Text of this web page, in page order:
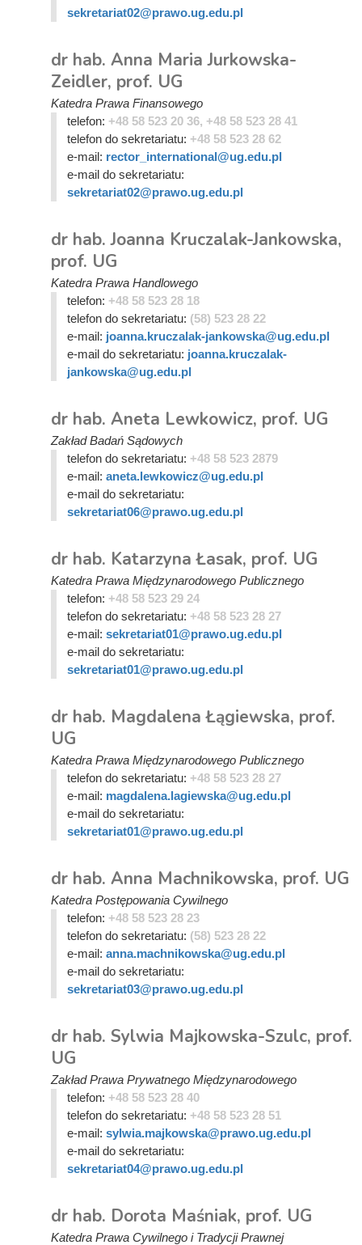
sekretariat02@prawo.ug.edu.pl
dr hab. Anna Maria Jurkowska-
Zeidler, prof. UG
Katedra Prawa Finansowego
telefon: +48 58 523 20 36, +48 58 523 28 41
telefon do sekretariatu: +48 58 523 28 62
e-mail: rector_international@ug.edu.pl
e-mail do sekretariatu:
sekretariat02@prawo.ug.edu.pl
dr hab. Joanna Kruczalak-Jankowska,
prof. UG
Katedra Prawa Handlowego
telefon: +48 58 523 28 18
telefon do sekretariatu: (58) 523 28 22
e-mail: joanna.kruczalak-jankowska@ug.edu.pl
e-mail do sekretariatu: joanna.kruczalak-
jankowska@ug.edu.pl
dr hab. Aneta Lewkowicz, prof. UG
Zakład Badań Sądowych
telefon do sekretariatu: +48 58 523 2879
e-mail: aneta.lewkowicz@ug.edu.pl
e-mail do sekretariatu:
sekretariat06@prawo.ug.edu.pl
dr hab. Katarzyna Łasak, prof. UG
Katedra Prawa Międzynarodowego Publicznego
telefon: +48 58 523 29 24
telefon do sekretariatu: +48 58 523 28 27
e-mail: sekretariat01@prawo.ug.edu.pl
e-mail do sekretariatu:
sekretariat01@prawo.ug.edu.pl
dr hab. Magdalena Łągiewska, prof.
UG
Katedra Prawa Międzynarodowego Publicznego
telefon do sekretariatu: +48 58 523 28 27
e-mail: magdalena.lagiewska@ug.edu.pl
e-mail do sekretariatu:
sekretariat01@prawo.ug.edu.pl
dr hab. Anna Machnikowska, prof. UG
Katedra Postępowania Cywilnego
telefon: +48 58 523 28 23
telefon do sekretariatu: (58) 523 28 22
e-mail: anna.machnikowska@ug.edu.pl
e-mail do sekretariatu:
sekretariat03@prawo.ug.edu.pl
dr hab. Sylwia Majkowska-Szulc, prof.
UG
Zakład Prawa Prywatnego Międzynarodowego
telefon: +48 58 523 28 40
telefon do sekretariatu: +48 58 523 28 51
e-mail: sylwia.majkowska@prawo.ug.edu.pl
e-mail do sekretariatu:
sekretariat04@prawo.ug.edu.pl
dr hab. Dorota Maśniak, prof. UG
Katedra Prawa Cywilnego i Tradycji Prawnej